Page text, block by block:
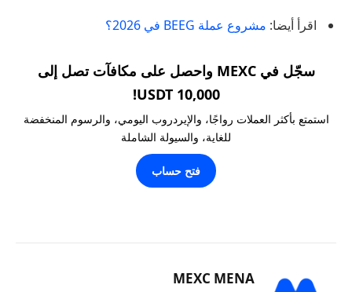
اقرأ أيضا: مشروع عملة BEEG في 2026؟
سجّل في MEXC واحصل على مكافآت تصل إلى
10,000 USDT!
استمتع بأكثر العملات رواجًا، والإيردروب اليومي، والرسوم المنخفضة
للغاية، والسيولة الشاملة
فتح حساب
MEXC MENA